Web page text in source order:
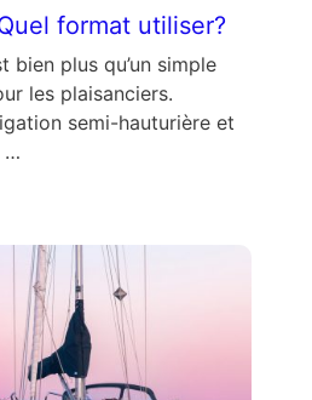
format utiliser?
bien plus qu’un simple
les plaisanciers.
semi-hauturière et
…